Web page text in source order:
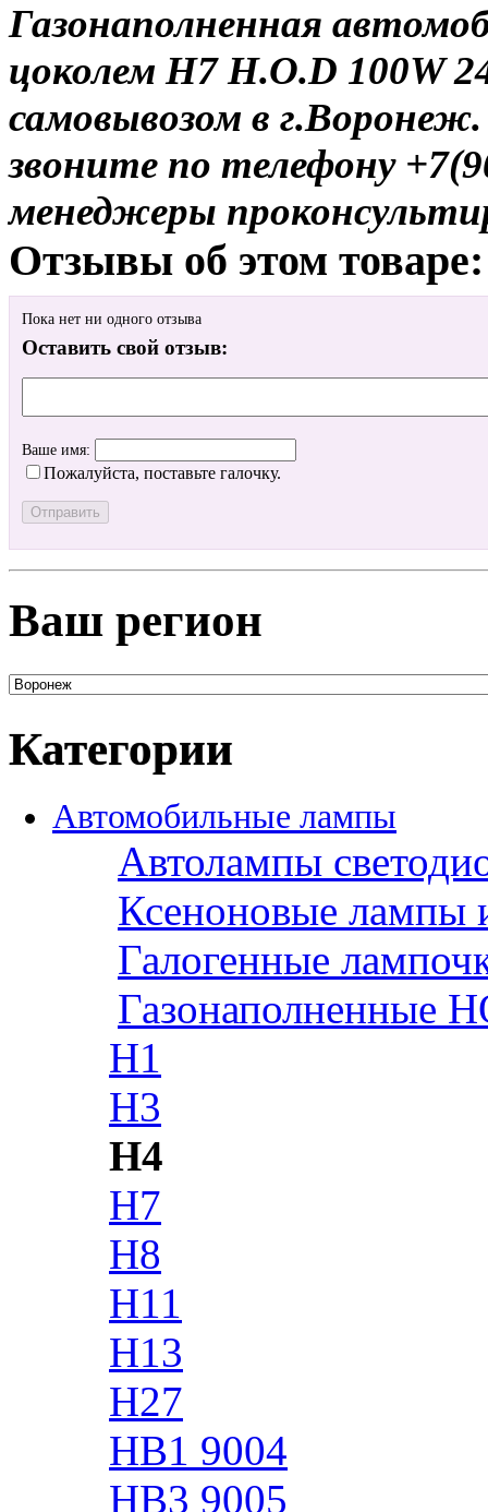
Газонаполненная
цоколем H7 H.O.D 100W
самовывозом в
звоните по телефону
менеджеры
Отзывы об этом товаре:
Пока нет ни одного отзыва
Оставить свой отзыв:
Ваше имя:
Пожалуйста, поставьте галочку.
Ваш регион
Категории
Автомобильные лампы
Автолампы
Ксеноновые лампы
Галогенные
Газонаполненные
H1
H3
H4
H7
H8
H11
H13
H27
HB1 9004
HB3 9005